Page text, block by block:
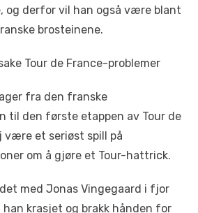
og derfor vil han også være blant
brosteinene.
Tour de France-problemer
fra den franske
til den første etappen av Tour de
være et seriøst spill på
om å gjøre et Tour-hattrick.
med Jonas Vingegaard i fjor
han krasjet og brakk hånden for